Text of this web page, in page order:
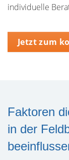
individuelle
Jetzt zum
Faktoren
in der